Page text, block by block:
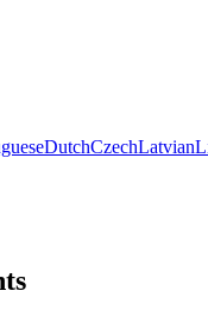
DutchCzechLatvian